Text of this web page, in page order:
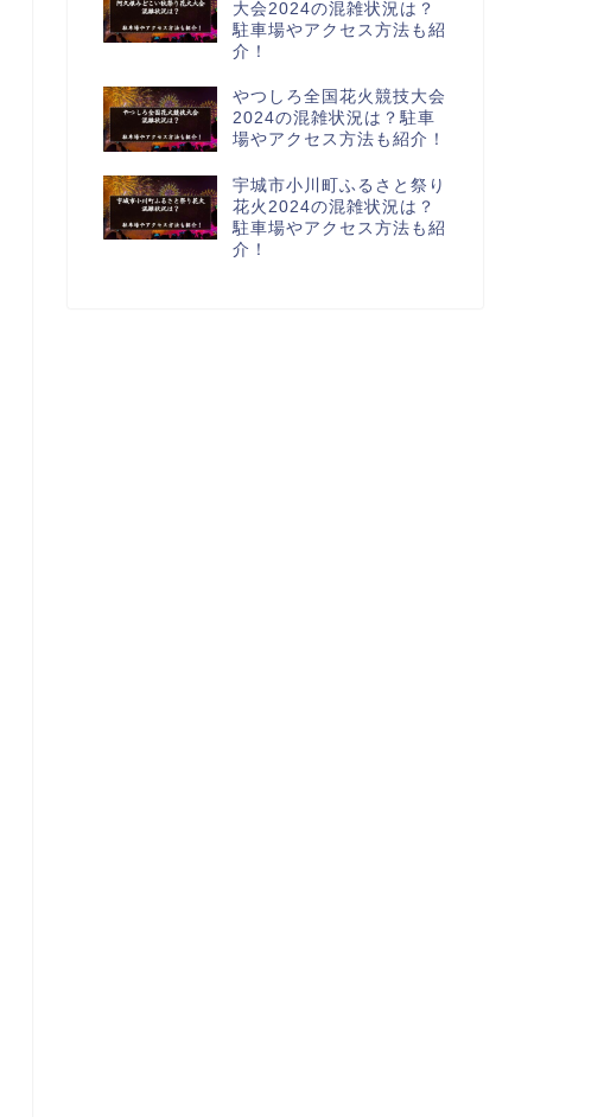
大会2024の混雑状況は？
駐車場やアクセス方法も紹
介！
やつしろ全国花火競技大会
2024の混雑状況は？駐車
場やアクセス方法も紹介！
宇城市小川町ふるさと祭り
花火2024の混雑状況は？
駐車場やアクセス方法も紹
介！